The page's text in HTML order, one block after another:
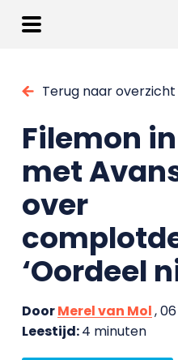
Terug naar overzicht
Filemon
met
over
‘Oordeel
DoorMerel van Mol,
Leestijd:4 minuten